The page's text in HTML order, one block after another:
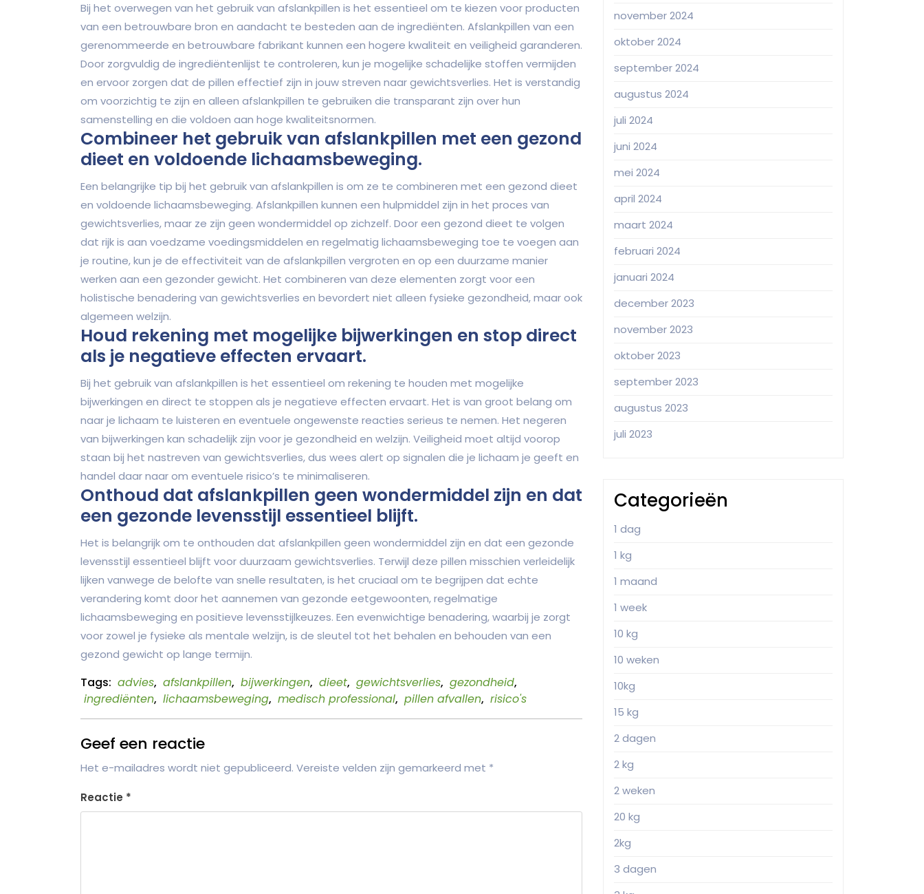
Bij het overwegen van het gebruik van afslankpillen is het essentieel om te kiezen voor producten
van een betrouwbare bron en aandacht te besteden aan de ingrediënten. Afslankpillen van een
gerenommeerde en betrouwbare fabrikant kunnen een hogere kwaliteit en veiligheid garanderen.
Door zorgvuldig de ingrediëntenlijst te controleren, kun je mogelijke schadelijke stoffen vermijden
en ervoor zorgen dat de pillen effectief zijn in jouw streven naar gewichtsverlies. Het is verstandig
om voorzichtig te zijn en alleen afslankpillen te gebruiken die transparant zijn over hun
samenstelling en die voldoen aan hoge kwaliteitsnormen.
Combineer het gebruik van afslankpillen met een gezond
dieet en voldoende lichaamsbeweging.
Een belangrijke tip bij het gebruik van afslankpillen is om ze te combineren met een gezond dieet
en voldoende lichaamsbeweging. Afslankpillen kunnen een hulpmiddel zijn in het proces van
gewichtsverlies, maar ze zijn geen wondermiddel op zichzelf. Door een gezond dieet te volgen
dat rijk is aan voedzame voedingsmiddelen en regelmatig lichaamsbeweging toe te voegen aan
je routine, kun je de effectiviteit van de afslankpillen vergroten en op een duurzame manier
werken aan een gezonder gewicht. Het combineren van deze elementen zorgt voor een
holistische benadering van gewichtsverlies en bevordert niet alleen fysieke gezondheid, maar ook
algemeen welzijn.
Houd rekening met mogelijke bijwerkingen en stop direct
als je negatieve effecten ervaart.
Bij het gebruik van afslankpillen is het essentieel om rekening te houden met mogelijke
bijwerkingen en direct te stoppen als je negatieve effecten ervaart. Het is van groot belang om
naar je lichaam te luisteren en eventuele ongewenste reacties serieus te nemen. Het negeren
van bijwerkingen kan schadelijk zijn voor je gezondheid en welzijn. Veiligheid moet altijd voorop
staan bij het nastreven van gewichtsverlies, dus wees alert op signalen die je lichaam je geeft en
handel daar naar om eventuele risico’s te minimaliseren.
Onthoud dat afslankpillen geen wondermiddel zijn en dat
een gezonde levensstijl essentieel blijft.
Het is belangrijk om te onthouden dat afslankpillen geen wondermiddel zijn en dat een gezonde
levensstijl essentieel blijft voor duurzaam gewichtsverlies. Terwijl deze pillen misschien verleidelijk
lijken vanwege de belofte van snelle resultaten, is het cruciaal om te begrijpen dat echte
verandering komt door het aannemen van gezonde eetgewoonten, regelmatige
lichaamsbeweging en positieve levensstijlkeuzes. Een evenwichtige benadering, waarbij je zorgt
voor zowel je fysieke als mentale welzijn, is de sleutel tot het behalen en behouden van een
gezond gewicht op lange termijn.
Tags: advies, afslankpillen, bijwerkingen, dieet, gewichtsverlies, gezondheid,
ingrediënten, lichaamsbeweging, medisch professional, pillen afvallen, risico's
Geef een reactie
Het e-mailadres wordt niet gepubliceerd. Vereiste velden zijn gemarkeerd met *
Reactie *
november 2024
oktober 2024
september 2024
augustus 2024
juli 2024
juni 2024
mei 2024
april 2024
maart 2024
februari 2024
januari 2024
december 2023
november 2023
oktober 2023
september 2023
augustus 2023
juli 2023
Categorieën
1 dag
1 kg
1 maand
1 week
10 kg
10 weken
10kg
15 kg
2 dagen
2 kg
2 weken
20 kg
2kg
3 dagen